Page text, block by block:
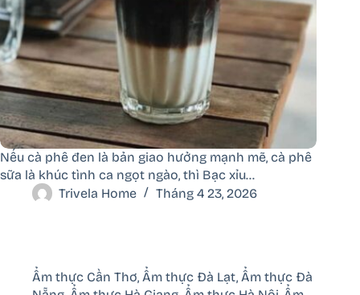
Nếu cà phê đen là bản giao hưởng mạnh mẽ, cà phê
sữa là khúc tình ca ngọt ngào, thì Bạc xỉu…
Trivela Home
Tháng 4 23, 2026
Ẩm thực Cần Thơ, Ẩm thực Đà Lạt, Ẩm thực Đà